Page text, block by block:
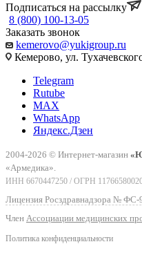
Подписаться на рассылку
8 (800) 100-13-05
Заказать звонок
kemerovo@yukigroup.ru
Кемерово, ул.
Telegram
Rutube
MAX
WhatsApp
Яндекс.Дзен
2004-2026 © Интернет-магазин
«Армедика».
ИНН 6670447250 / ОГРН
Лицензия Росздравнадзора № ФС-
Член Ассоциации медицинских
Политика конфиденциальности